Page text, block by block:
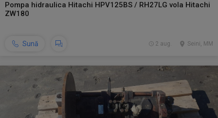
Pompa hidraulica Hitachi HPV125BS / RH27LG vola Hitachi
ZW180
Sună Seini, MM
2 aug.